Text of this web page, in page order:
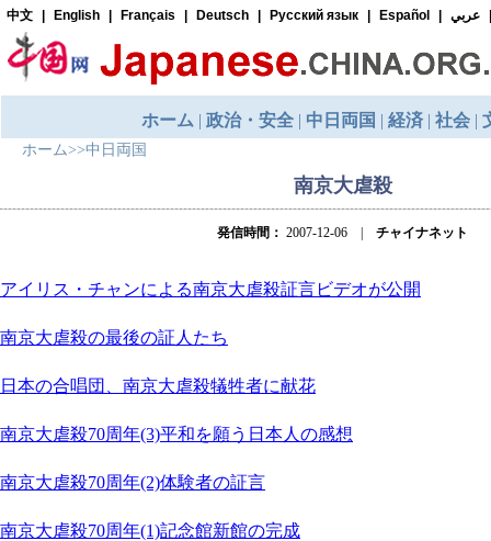
ホーム>>中日両国
南京大虐殺
発信時間： 2007-12-06 | チャイナネット
アイリス・チャンによる南京大虐殺証言ビデオが公開
南京大虐殺の最後の証人たち
日本の合唱団、南京大虐殺犠牲者に献花
南京大虐殺70周年(3)平和を願う日本人の感想
南京大虐殺70周年(2)体験者の証言
南京大虐殺70周年(1)記念館新館の完成